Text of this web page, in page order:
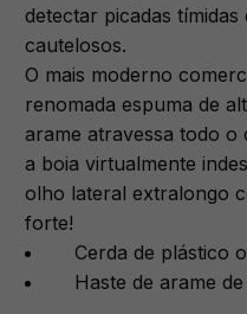
detectar picadas tímidas
cautelosos.
O mais moderno
renomada espuma de
arame atravessa todo
a boia virtualmente
olho lateral extralongo
forte!
Cerda de plástico
Haste de arame de